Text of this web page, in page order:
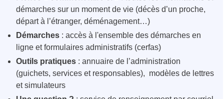
démarches sur un moment de vie (décès d’un proche,
départ à l’étranger, déménagement…)
Démarches : accès à l'ensemble des démarches en
ligne et formulaires administratifs (cerfas)
Outils pratiques : annuaire de l’administration
(guichets, services et responsables), modèles de lettres
et simulateurs